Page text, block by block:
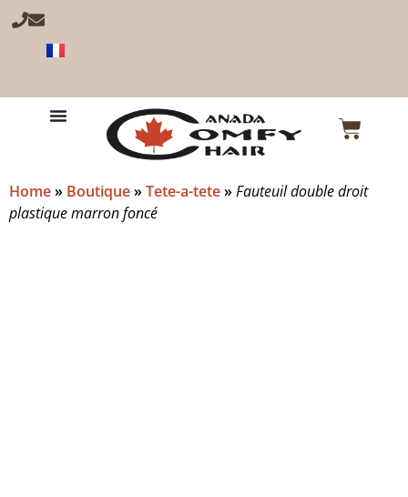
Home» Boutique»Tete-a-tete»Fauteuil double droit
plastique marron foncé